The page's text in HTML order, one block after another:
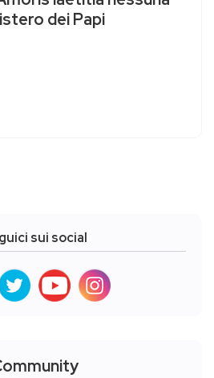
dei Papi
sui social